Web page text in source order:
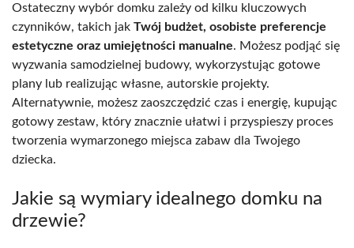
Ostateczny wybór domku zależy od kilku kluczowych
czynników, takich jak Twój budżet, osobiste preferencje
estetyczne oraz umiejętności manualne. Możesz podjąć się
wyzwania samodzielnej budowy, wykorzystując gotowe
plany lub realizując własne, autorskie projekty.
Alternatywnie, możesz zaoszczędzić czas i energię, kupując
gotowy zestaw, który znacznie ułatwi i przyspieszy proces
tworzenia wymarzonego miejsca zabaw dla Twojego
dziecka.
Jakie są wymiary idealnego domku na
drzewie?